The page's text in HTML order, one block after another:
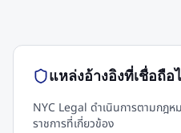
แหล่งอ้างอิงที่เชื่อถือ
NYC Legal ดำเนินการตามกฎห
ราชการที่เกี่ยวข้อง